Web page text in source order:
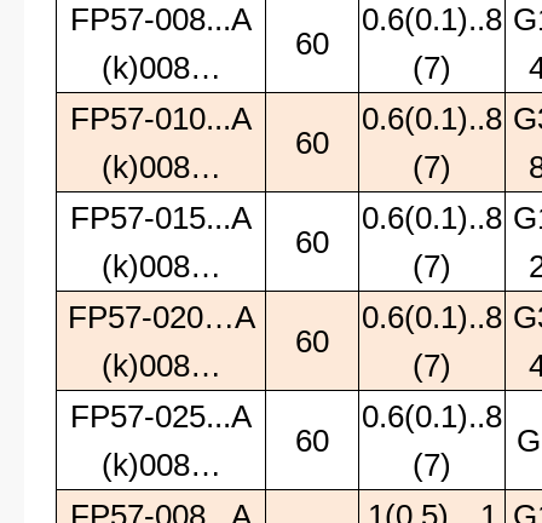
FP57-008...A
(k)008…
60
0.6(0.1)..8
(7)
FP57-010...A
(k)008…
60
0.6(0.1)..8
(7)
FP57-015...A
(k)008…
60
0.6(0.1)..8
(7)
FP57-020…A
(k)008…
60
0.6(0.1)..8
(7)
FP57-025...A
(k)008…
60
0.6(0.1)..8
(7)
FP57-008...A 1(0.5)…1